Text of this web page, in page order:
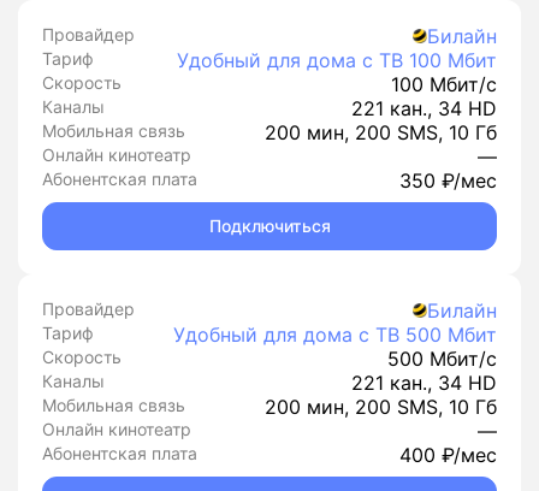
Провайдер Билайн
Тариф Удобный для дома с ТВ 100 Мбит
Скорость 100 Мбит/с
Каналы 221 кан., 34 HD
Мобильная связь 200 мин, 200 SMS, 10 Гб
Онлайн кинотеатр —
Абонентская плата 350 ₽/мес
Подключиться
Провайдер Билайн
Тариф Удобный для дома с ТВ 500 Мбит
Скорость 500 Мбит/с
Каналы 221 кан., 34 HD
Мобильная связь 200 мин, 200 SMS, 10 Гб
Онлайн кинотеатр —
Абонентская плата 400 ₽/мес